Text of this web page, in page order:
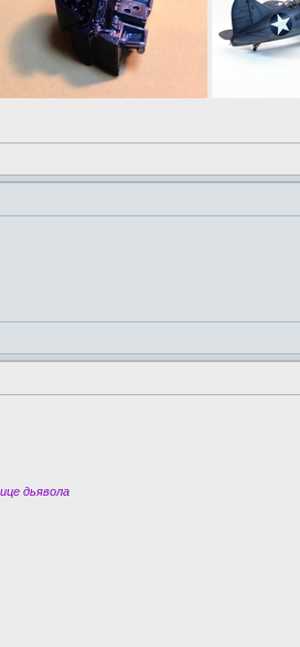
дьявола